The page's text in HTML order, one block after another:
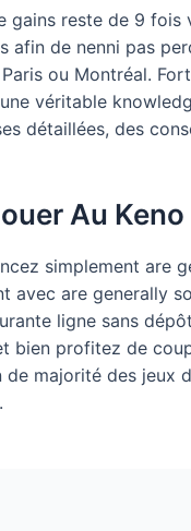
reste de 9 fois
afin de nenni pas
ou Montréal.
véritable
détaillées, des
Au
simplement
avec are generally
ligne sans
bien profitez de
majorité des jeux